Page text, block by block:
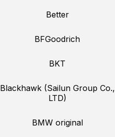
Better
BFGoodrich
BKT
Blackhawk (Sailun Group Co.,
LTD)
BMW original